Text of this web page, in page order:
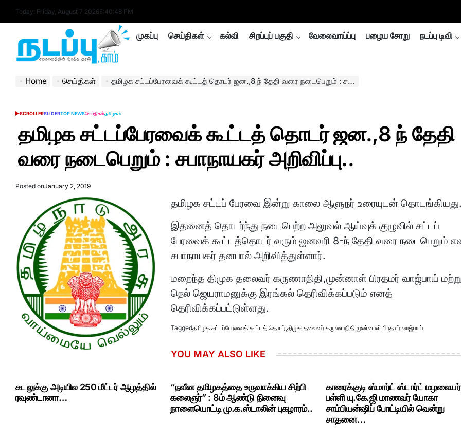
Today: Friday, August 7 20265:40:49 PM
nadappu.com
முகப்பு செய்திகள் கல்வி சிறப்புப் பகுதி வேலைவாய்ப்பு பழைய சோறு நடப்பு டிவி
Home செய்திகள் தமிழக சட்டப்பேரவைக் கூட்டத் தொடர் ஜன.,8 ந் தேதி வரை நடைபெறும் : சபாநாயகர் அறிவிப்பு..
POSTED
SCROLLERSLIDERTOP NEWSசெய்திகள்தமிழகம்
தமிழக சட்டப்பேரவைக் கூட்டத் தொடர் ஜன.,8 ந் தேதி
வரை நடைபெறும் : சபாநாயகர் அறிவிப்பு..
Posted onJanuary 2, 2019
தமிழக சட்டப் பேரவை இன்று காலை ஆளுநர் உரையுடன் தொடங்கியது.
இதனைத் தொடர்ந்து நடைபெற்ற அலுவல் ஆய்வுக் குழுவில் சட்டப்
பேரவைக் கூட்டத்தொடர் வரும் ஜனவரி 8-ந் தேதி வரை நடைபெறும்
சபாநாயகர் தனபால் அறிவித்துள்ளார்.
மறைந்த திமுக தலைவர் கருணாநிதி,முன்னாள் பிரதமர் வாஜ்பாய்
நெல் ஜெயராமனுக்கு இரங்கல் தெரிவிக்கப்படும் எனத்
தெரிவிக்கப்பட்டுள்ளது.
Taggedதமிழக சட்டப்பேரவைக் கூட்டத் தொடர்,திமுக தலைவர் கருணாநிதி,முன்னாள் பிரதமர் வாஜ்பாய்
YOU MAY ALSO LIKE
கடலுக்கு அடியில 250 மீட்டர் ஆழத்தில்
ரவுண்டானா…
“நவீன தமிழகத்தை உருவாக்கிய சிற்பி
கலைஞர்” : 8ம் ஆண்டு நினைவு
நாளையொட்டி மு.க.ஸ்டாலின் புகழாரம்..
காரைக்குடி ஸ்மார்ட் ஸ்டார்ட் மழலையர்
பள்ளி யு.கே.ஜி மாணவர் யோகா
சாம்பியன்ஷிப் போட்டியில் வென்று
சாதனை…